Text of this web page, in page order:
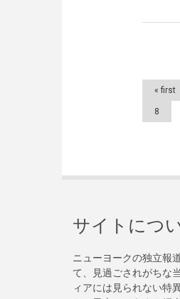
« first
8
サイトにつ
ニューヨークの独立報
て、見過ごされがちな
ィアには見られない特